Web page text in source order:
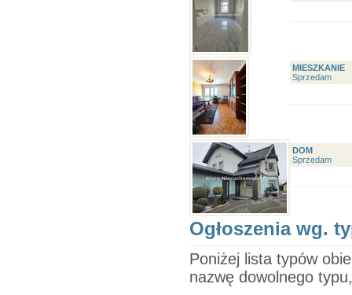
MIESZKANIE
Sprzedam
DOM
Sprzedam
Ogłoszenia wg.
Poniżej lista typów
nazwę dowolnego